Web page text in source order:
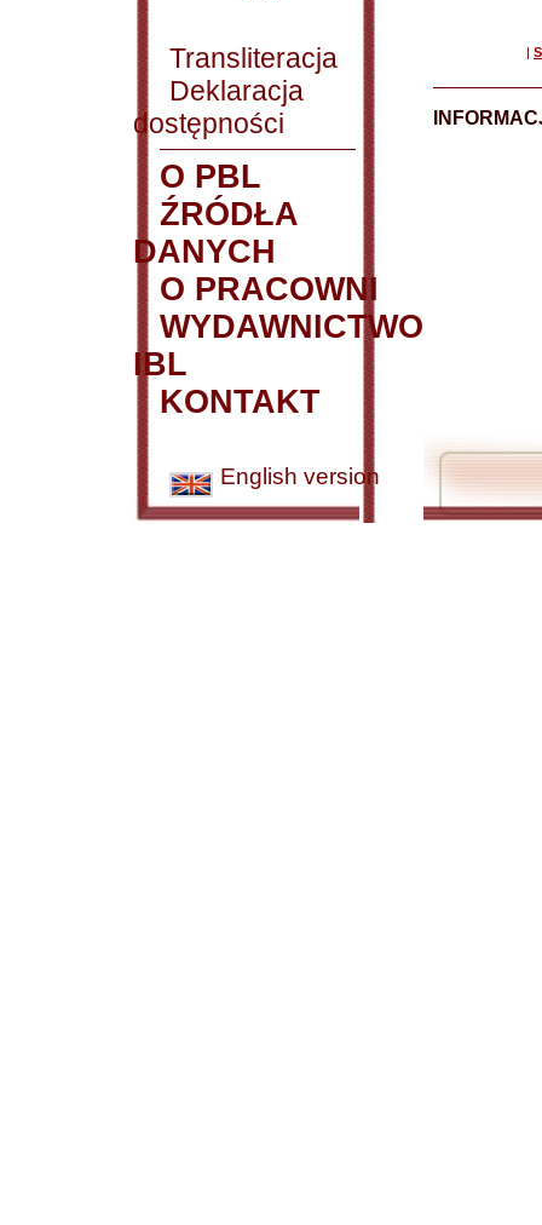
Transliteracja
Deklaracja
dostępności
O PBL
ŹRÓDŁA
DANYCH
O PRACOWNI
WYDAWNICTWO
IBL
KONTAKT
English version
|